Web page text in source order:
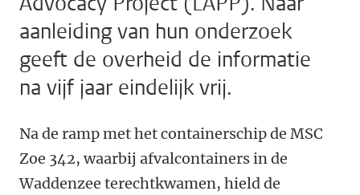
aanleiding van hun onderzoek
geeft de overheid de informatie
na vijf jaar eindelijk vrij.
Na de ramp met het containerschip de MSC
Zoe 342, waarbij afvalcontainers in de
Waddenzee terechtkwamen, hield de